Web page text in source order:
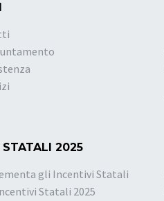
STATALI 2025
gli Incentivi Statali
Statali 2025